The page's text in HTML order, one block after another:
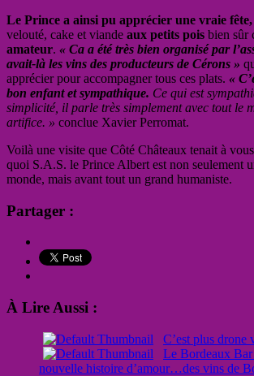
Le Prince a ainsi pu apprécier une vraie fête,
velouté, cake et viande aux petits pois bien sûr
amateur. « Ca a été très bien organisé par
avait-là les vins des producteurs de Cérons »
apprécier pour accompagner tous ces plats. «
bon enfant et sympathique. Ce qui est
simplicité, il parle très simplement avec tout le
artifice. » conclue Xavier Perromat.
Voilà une visite que Côté Châteaux tenait à
quoi S.A.S. le Prince Albert est non seulement
monde, mais avant tout un grand humaniste.
Partager :
À Lire Aussi :
C’est plus drone
Le Bordeaux
nouvelle histoire d’amour…des vins de